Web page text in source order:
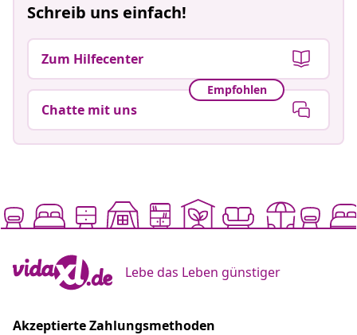
Schreib uns einfach!
Zum Hilfecenter
Empfohlen
Chatte mit uns
Lebe das Leben günstiger
Akzeptierte Zahlungsmethoden